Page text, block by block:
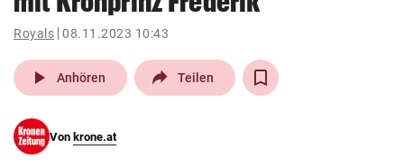
account_circle Anmelden
pin_drop
Wien arrow_right
Royals 08.11.2023 10:43
play_arrow Anhören Teilen
Von krone.at